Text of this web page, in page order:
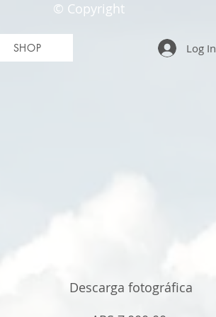
© Copyright
SHOP Log In
Descarga fotográfica